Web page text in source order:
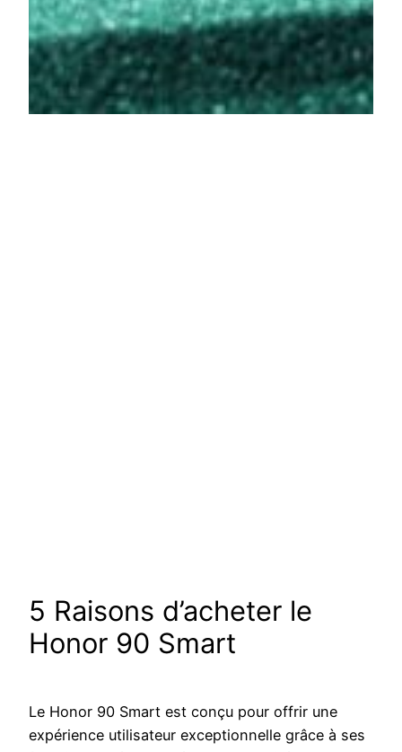
5 Raisons d’acheter le
Honor 90 Smart
Le Honor 90 Smart est conçu pour offrir une
expérience utilisateur exceptionnelle grâce à ses